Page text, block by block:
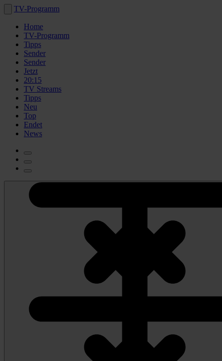
TV-Programm
Home
TV-Programm
Tipps
Sender
Sender
Jetzt
20:15
TV Streams
Tipps
Neu
Top
Endet
News